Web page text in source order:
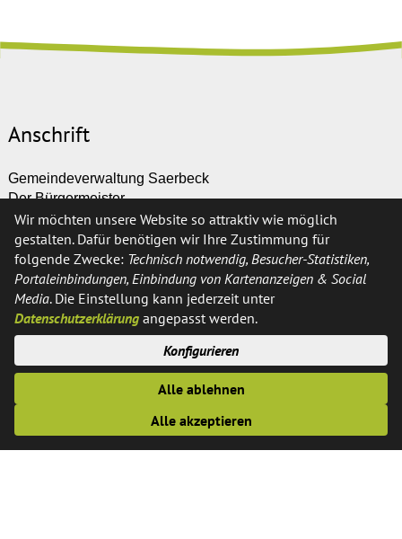
Anschrift
Gemeindeverwaltung Saerbeck
Ferrières-Straße 11
48369 Saerbeck
Der Bürgermeister
Kontakt
Telefon: 02574 / 89-0
Fax:
E-Mail:
Öffnungszeiten
Wir möchten unsere Website so attraktiv wie möglich
gestalten. Dafür benötigen wir Ihre Zustimmung für
folgende Zwecke: Technisch notwendig, Besucher-Statistiken,
Portaleinbindungen, Einbindung von Kartenanzeigen & Social
Media. Die Einstellung kann jederzeit unter
Datenschutzerklärung angepasst werden.
Konfigurieren
Alle ablehnen
Alle akzeptieren